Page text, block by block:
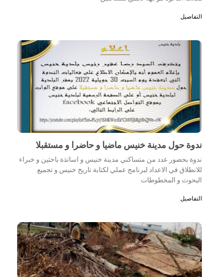
التفاصيل
ندوة حول مدينة خنيس ماضيا و حاضرا و مستقبلا
ندوة بحضور عدد من متساكني مدينة خنيس و اساتذة باحثين و خبراء
للانطلاق في الاعداد لبرنامج عملي لكتابة تاريخ خنيس و تجميع
البحوث و المخطوطات
التفاصيل